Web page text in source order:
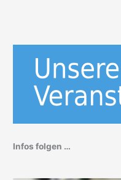
Infos folgen …